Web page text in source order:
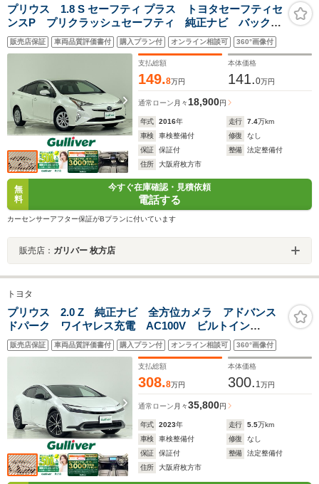
プリウス 1.8 S セーフティ プラス トヨタセーフティセ
ンスP プリクラッシュセーフティ 純正ナビ バックカ
メラ ヘッドアップディスプレイ LEDヘッドライト
ステアリングスイッチ ドアバイザー 電格ミラー ス
販売店保証 車両品質評価書付 購入プラン付 オンライン相談可 360°画像付
支払総額
149.8万円
本体価格
141.0万円
通常ローン 月々 18,900円
年式 2016年 走行 7.4万km
車検
車検整備付 修復
なし
保証
保証付 整備
法定整備付
住所
大阪府枚方市
無
料
今すぐ在庫確認・見積依頼
電話する
カーセンサーアフター保証がBプランに付いています
販売店： ガリバー 枚方店
トヨタ
プリウス 2.0 Z 純正ナビ 全方位カメラ アドバンス
ドパーク ワイヤレス充電 AC100V ビルトイン
ETC2.0 アダプティブクルーズコントロール BSM デ
ジタルインナーミラー シートヒーター ベンチレーシ
販売店保証 車両品質評価書付 購入プラン付 オンライン相談可 360°画像付
支払総額
308.8万円
本体価格
300. 1万円
通常ローン 月々35,800円
年式 2023年 走行 5.5万km
車検
車検整備付 修復
なし
保証
保証付 整備
法定整備付
住所
大阪府枚方市